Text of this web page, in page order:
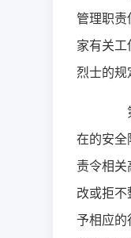
管理职责
家有关
烈士的规
第
在的安全
责令相
改或拒
予相应的